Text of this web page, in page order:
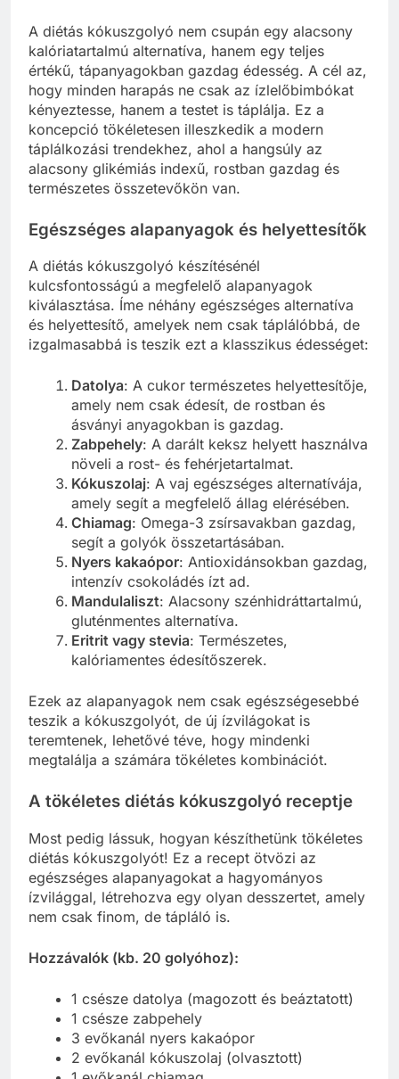
A diétás kókuszgolyó nem csupán egy alacsony
kalóriatartalmú alternatíva, hanem egy teljes
értékű, tápanyagokban gazdag édesség. A cél az,
hogy minden harapás ne csak az ízlelőbimbókat
kényeztesse, hanem a testet is táplálja. Ez a
koncepció tökéletesen illeszkedik a modern
táplálkozási trendekhez, ahol a hangsúly az
alacsony glikémiás indexű, rostban gazdag és
természetes összetevőkön van.
Egészséges alapanyagok és helyettesítők
A diétás kókuszgolyó készítésénél
kulcsfontosságú a megfelelő alapanyagok
kiválasztása. Íme néhány egészséges alternatíva
és helyettesítő, amelyek nem csak táplálóbbá, de
izgalmasabbá is teszik ezt a klasszikus édességet:
Datolya: A cukor természetes helyettesítője,
amely nem csak édesít, de rostban és
ásványi anyagokban is gazdag.
Zabpehely: A darált keksz helyett használva
növeli a rost- és fehérjetartalmat.
Kókuszolaj: A vaj egészséges alternatívája,
amely segít a megfelelő állag elérésében.
Chiamag: Omega-3 zsírsavakban gazdag,
segít a golyók összetartásában.
Nyers kakaópor: Antioxidánsokban gazdag,
intenzív csokoládés ízt ad.
Mandulaliszt: Alacsony szénhidráttartalmú,
gluténmentes alternatíva.
Eritrit vagy stevia: Természetes,
kalóriamentes édesítőszerek.
Ezek az alapanyagok nem csak egészségesebbé
teszik a kókuszgolyót, de új ízvilágokat is
teremtenek, lehetővé téve, hogy mindenki
megtalálja a számára tökéletes kombinációt.
A tökéletes diétás kókuszgolyó receptje
Most pedig lássuk, hogyan készíthetünk tökéletes
diétás kókuszgolyót! Ez a recept ötvözi az
egészséges alapanyagokat a hagyományos
ízvilággal, létrehozva egy olyan desszertet, amely
nem csak finom, de tápláló is.
Hozzávalók (kb. 20 golyóhoz):
1 csésze datolya (magozott és beáztatott)
1 csésze zabpehely
3 evőkanál nyers kakaópor
2 evőkanál kókuszolaj (olvasztott)